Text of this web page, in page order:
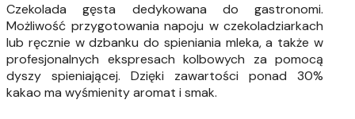
Czekolada gęsta dedykowana do gastronomi.
Możliwość przygotowania napoju w czekoladziarkach
lub ręcznie w dzbanku do spieniania mleka, a także w
profesjonalnych ekspresach kolbowych za pomocą
dyszy spieniającej. Dzięki zawartości ponad 30%
kakao ma wyśmienity aromat i smak.